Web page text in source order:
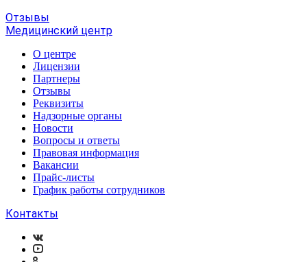
Отзывы
Медицинский центр
О центре
Лицензии
Партнеры
Отзывы
Реквизиты
Надзорные органы
Новости
Вопросы и ответы
Правовая информация
Вакансии
Прайс-листы
График работы сотрудников
Контакты